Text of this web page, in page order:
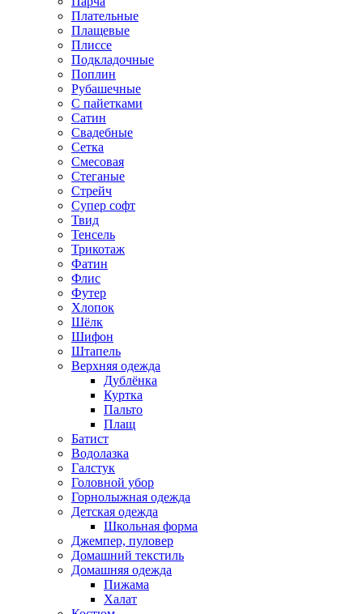
Плательные
Плащевые
Плиссе
Подкладочные
Поплин
Рубашечные
С пайетками
Сатин
Свадебные
Сетка
Смесовая
Стеганые
Стрейч
Супер софт
Твид
Тенсель
Трикотаж
Фатин
Флис
Футер
Хлопок
Шёлк
Шифон
Штапель
Верхняя одежда
Дублёнка
Куртка
Пальто
Плащ
Батист
Водолазка
Галстук
Головной убор
Горнолыжная одежда
Детская одежда
Школьная форма
Джемпер, пуловер
Домашний текстиль
Домашняя одежда
Пижама
Халат